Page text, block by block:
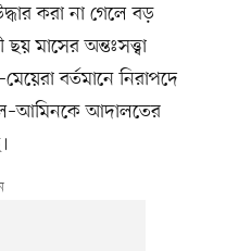
করা না গেলে বড়
মাসের অন্তঃসত্ত্বা
বর্তমানে নিরাপদে
আদালতের